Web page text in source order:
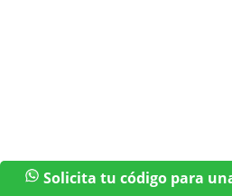
Solicita tu código para